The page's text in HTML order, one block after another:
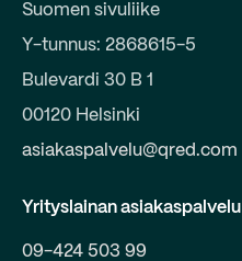
Suomen sivuliike
Y-tunnus: 2868615-5
Bulevardi 30 B 1
00120 Helsinki
asiakaspalvelu@qred.com
Yrityslainan asiakaspalvelu
09-424 503 99